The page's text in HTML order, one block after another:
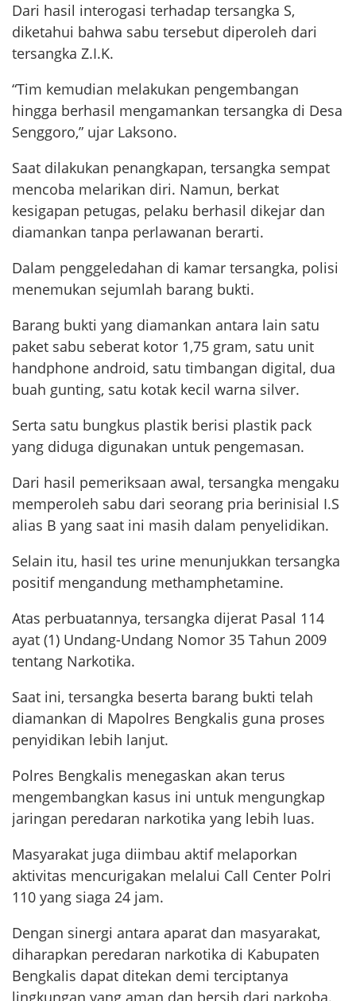
Dari hasil interogasi terhadap tersangka S,
diketahui bahwa sabu tersebut diperoleh dari
tersangka Z.I.K.
“Tim kemudian melakukan pengembangan
hingga berhasil mengamankan tersangka di Desa
Senggoro,” ujar Laksono.
Saat dilakukan penangkapan, tersangka sempat
mencoba melarikan diri. Namun, berkat
kesigapan petugas, pelaku berhasil dikejar dan
diamankan tanpa perlawanan berarti.
Dalam penggeledahan di kamar tersangka, polisi
menemukan sejumlah barang bukti.
Barang bukti yang diamankan antara lain satu
paket sabu seberat kotor 1,75 gram, satu unit
handphone android, satu timbangan digital, dua
buah gunting, satu kotak kecil warna silver.
Serta satu bungkus plastik berisi plastik pack
yang diduga digunakan untuk pengemasan.
Dari hasil pemeriksaan awal, tersangka mengaku
memperoleh sabu dari seorang pria berinisial I.S
alias B yang saat ini masih dalam penyelidikan.
Selain itu, hasil tes urine menunjukkan tersangka
positif mengandung methamphetamine.
Atas perbuatannya, tersangka dijerat Pasal 114
ayat (1) Undang-Undang Nomor 35 Tahun 2009
tentang Narkotika.
Saat ini, tersangka beserta barang bukti telah
diamankan di Mapolres Bengkalis guna proses
penyidikan lebih lanjut.
Polres Bengkalis menegaskan akan terus
mengembangkan kasus ini untuk mengungkap
jaringan peredaran narkotika yang lebih luas.
Masyarakat juga diimbau aktif melaporkan
aktivitas mencurigakan melalui Call Center Polri
110 yang siaga 24 jam.
Dengan sinergi antara aparat dan masyarakat,
diharapkan peredaran narkotika di Kabupaten
Bengkalis dapat ditekan demi terciptanya